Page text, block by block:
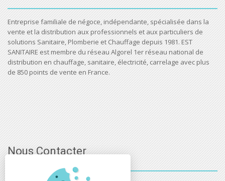
Entreprise familiale de négoce, indépendante, spécialisée dans la
vente et la distribution aux professionnels et aux particuliers de
solutions Sanitaire, Plomberie et Chauffage depuis 1981. EST
SANITAIRE est membre du réseau Algorel 1er réseau national de
distribution en chauffage, sanitaire, électricité, carrelage avec plus
de 850 points de vente en France.
Nous Contacter